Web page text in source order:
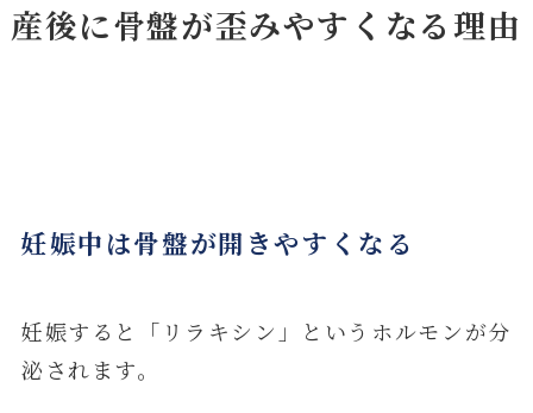
産後に骨盤が歪みやすくなる理由
妊娠中は骨盤が開きやすくなる
妊娠すると「リラキシン」というホルモンが分
泌されます。